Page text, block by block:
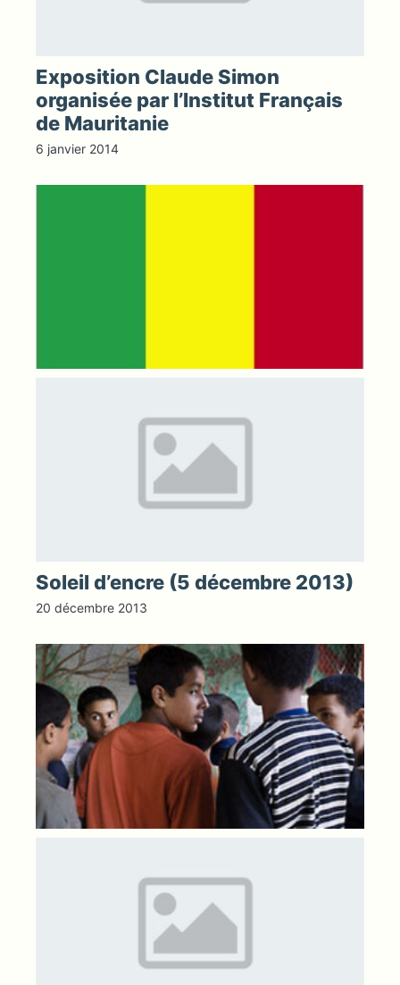
Exposition Claude Simon
organisée par l’Institut Français
de Mauritanie
6 janvier 2014
Soleil d’encre (5 décembre 2013)
20 décembre 2013